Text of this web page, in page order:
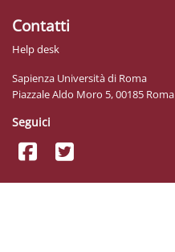
Contatti
Help desk
Sapienza Università di Roma
Piazzale Aldo Moro 5, 00185 Roma
Seguici